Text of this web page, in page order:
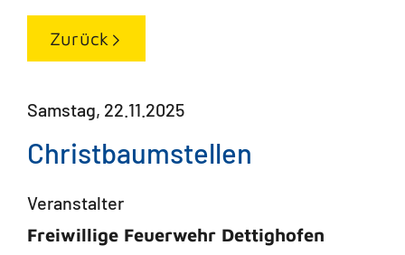
Zurück
Samstag, 22.11.2025
Christbaumstellen
Veranstalter
Freiwillige Feuerwehr Dettighofen